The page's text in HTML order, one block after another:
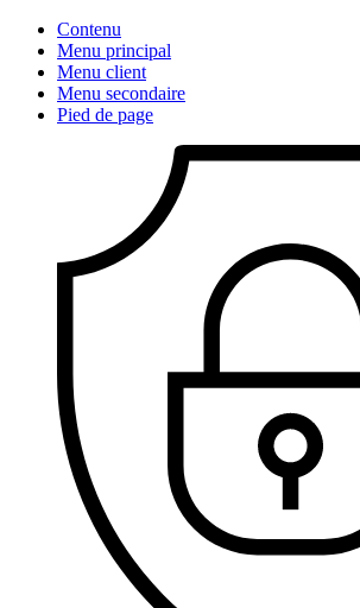
Contenu
Menu principal
Menu client
Menu secondaire
Pied de page